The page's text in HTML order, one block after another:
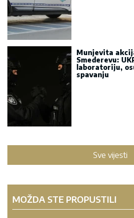
Munjevita
Smederevu:
laboratoriju,
spavanju
Sve vijesti
MOŽDA STE PROPUSTILI